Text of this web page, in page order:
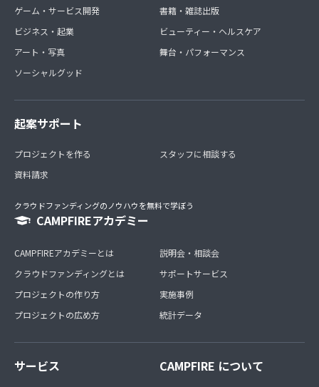
ゲーム・サービス開発
ビジネス・起業
アート・写真
ソーシャルグッド
書籍・雑誌出版
ビューティー・ヘルスケア
舞台・パフォーマンス
起案サポート
プロジェクトを作る
資料請求
スタッフに相談する
クラウドファンディングのノウハウを無料で学ぼう
CAMPFIREアカデミー
CAMPFIREアカデミーとは
クラウドファンディングとは
プロジェクトの作り方
プロジェクトの広め方
説明会・相談会
サポートサービス
実施事例
統計データ
サービス CAMPFIRE について